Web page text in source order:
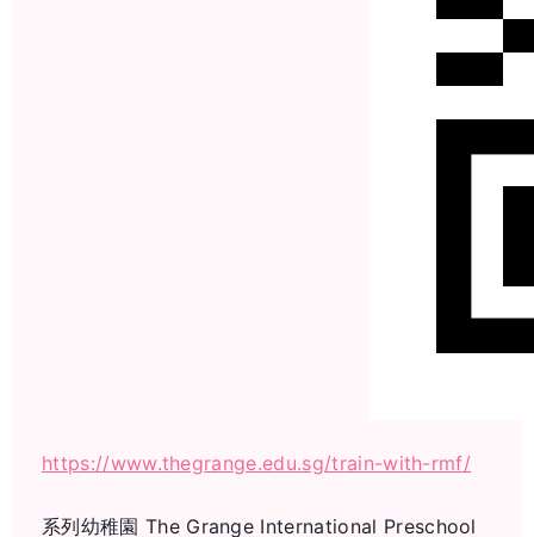
https://www.thegrange.edu.sg/train-with-rmf/
系列幼稚園 The Grange International Preschool